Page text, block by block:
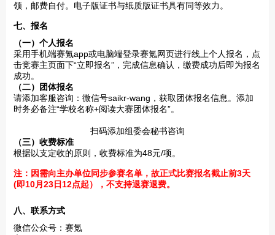
领，邮费自付。电子版证书与纸质版证书具有同等效力。
七、报名
（一）个人报名
采用手机端赛氪app或电脑端登录赛氪网页进行线上个人报名，点
击竞赛主页面下“立即报名”，完成信息确认，缴费成功后即为报名
成功。
（二）团体报名
请添加客服咨询：微信号saikr-wang，获取团体报名信息。添加
时务必备注“学校名称+阅读大赛团体报名”。
扫码添加组委会秘书咨询
（三）收费标准
根据以支定收的原则，收费标准为48元/项。
注：因需向主办单位同步参赛名单，故正式比赛报名截止前3天
(即10月23日12点起），不支持退赛退费。
八、联系方式
微信公众号：赛氪